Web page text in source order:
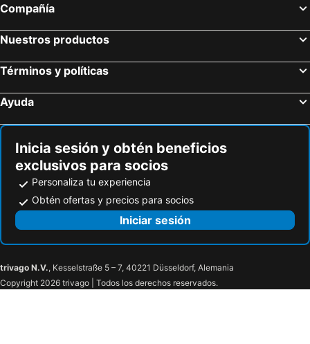
Bella Pampa
Hotel Estambul
Hospedaje Las Cabanas
Compañía
Nuestros productos
Términos y políticas
Ayuda
Inicia sesión y obtén beneficios
exclusivos para socios
Personaliza tu experiencia
Obtén ofertas y precios para socios
Iniciar sesión
trivago N.V., Kesselstraße 5 – 7, 40221 Düsseldorf, Alemania
Copyright 2026 trivago | Todos los derechos reservados.